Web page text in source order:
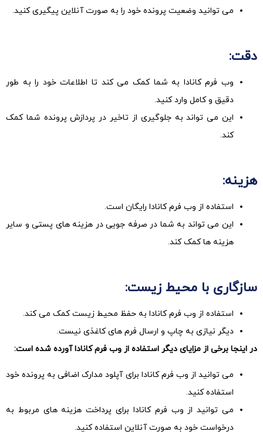
می توانید وضعیت پرونده خود را به صورت آنلاین پیگیری کنید.
دقت:
وب فرم کانادا به شما کمک می کند تا اطلاعات خود را به طور
دقیق و کامل وارد کنید.
این می تواند به جلوگیری از تاخیر در پردازش پرونده شما کمک
کند.
هزینه:
استفاده از وب فرم کانادا رایگان است.
این می تواند به شما در صرفه جویی در هزینه های پستی و سایر
هزینه ها کمک کند.
سازگاری با محیط زیست:
استفاده از وب فرم کانادا به حفظ محیط زیست کمک می کند.
دیگر نیازی به چاپ و ارسال فرم های کاغذی نیست.
در اینجا برخی از مزایای دیگر استفاده از وب فرم کانادا آورده شده است:
می توانید از وب فرم کانادا برای آپلود مدارک اضافی به پرونده خود
استفاده کنید.
می توانید از وب فرم کانادا برای پرداخت هزینه های مربوط به
درخواست خود به صورت آنلاین استفاده کنید.